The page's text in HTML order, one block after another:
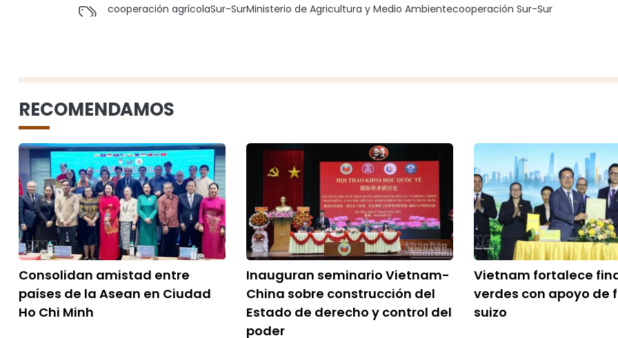
cooperación agrícolaSur-SurMinisterio de Agricultura y Medio Ambientecooperación Sur-Sur
RECOMENDAMOS
Consolidan amistad entre
países de la Asean en Ciudad
Ho Chi Minh
Inauguran seminario Vietnam-
China sobre construcción del
Estado de derecho y control del
poder
Vietnam fortalece
verdes con apoyo de
suizo